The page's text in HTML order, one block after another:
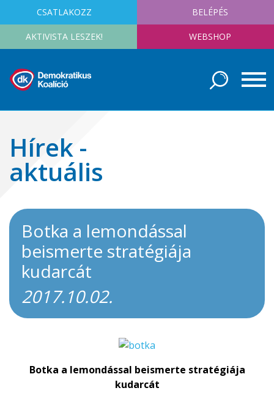
CSATLAKOZZ BELÉPÉS
AKTIVISTA LESZEK! WEBSHOP
Hírek -
aktuális
Botka a lemondással
beismerte stratégiája
kudarcát
2017.10.02.
Botka a lemondással beismerte stratégiája
kudarcát